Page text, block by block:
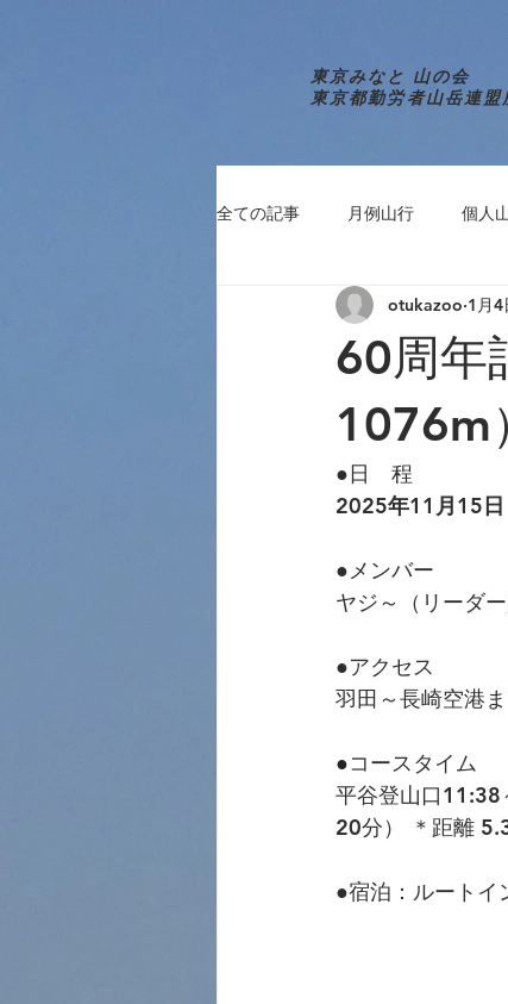
全ての記事 月例山行 個人
60周年
1076m
otukazoo 1月4
●日　程
2025年11月15日
●メンバー
ヤジ～（リーダ
●アクセス
羽田～長崎空港
●コースタイム
平谷登山口11:38
20分） ＊距離
●宿泊：ルートイ
東京みなと 山の会
東京都勤労者山岳連盟